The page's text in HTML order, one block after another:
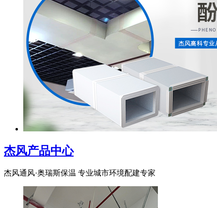
杰风产品中心
杰风通风·奥瑞斯保温 专业城市环境配建专家